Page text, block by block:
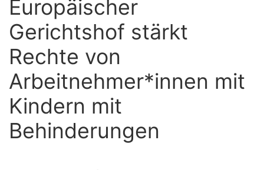
Europäischer
Gerichtshof stärkt
Rechte von
Arbeitnehmer*innen mit
Kindern mit
Behinderungen